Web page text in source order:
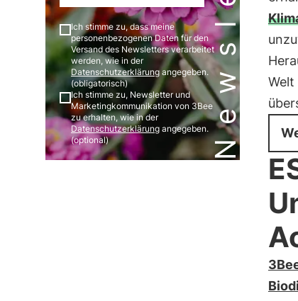
Ich stimme zu, dass meine
personenbezogenen Daten für den
Versand des Newsletters verarbeitet
werden, wie in der
Datenschutzerklärungangegeben.
(obligatorisch)
Ich stimme zu, Newsletter und
Marketingkommunikation von 3Bee
zu erhalten, wie in der
Datenschutzerklärung angegeben.
(optional)
Welt